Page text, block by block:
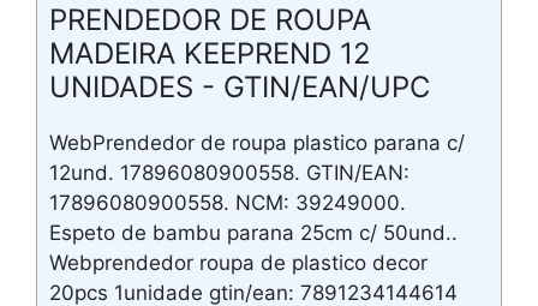
PRENDEDOR DE ROUPA
MADEIRA KEEPREND 12
UNIDADES - GTIN/EAN/UPC
WebPrendedor de roupa plastico parana c/
12und. 17896080900558. GTIN/EAN:
17896080900558. NCM: 39249000.
Espeto de bambu parana 25cm c/ 50und..
Webprendedor roupa de plastico decor
20pcs 1unidade gtin/ean: 7891234144614